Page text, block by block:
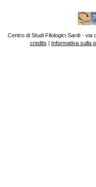
Centro di Studi Filologici Sardi - via
credits | Informativa sulla